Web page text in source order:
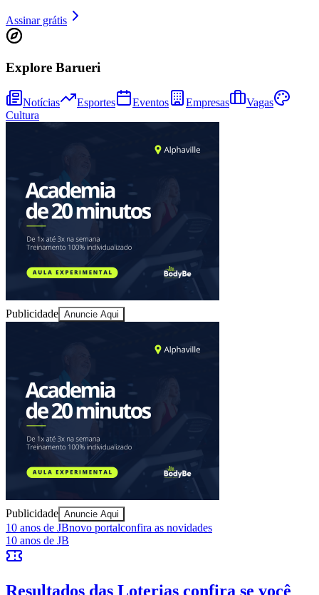
Juventude
Ceará
Assinar grátis
Explore Barueri
Notícias Esportes Eventos Empresas
Vagas
Cultura
Publicidade Anuncie Aqui
Publicidade Anuncie Aqui